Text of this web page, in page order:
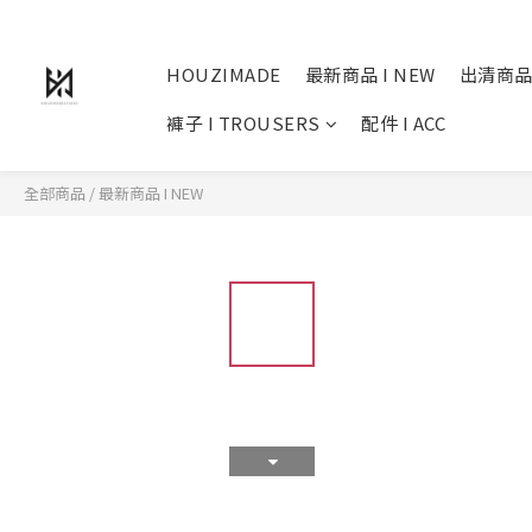
HOUZIMADE 最新商品 I NEW
出清商
褲子 I TROUSERS
配件 I ACC
全部商品 /最新商品 I NEW